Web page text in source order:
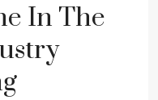
In The